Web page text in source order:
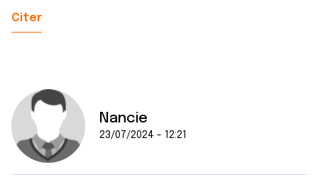
Citer
Nancie
23/07/2024 - 12:21